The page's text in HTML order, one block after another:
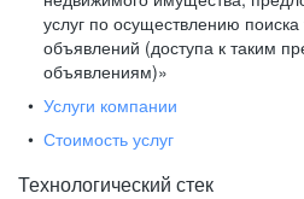
услуг по осуществлению
объявлений (доступа к таким
объявлениям)»
Услуги компании
Стоимость услуг
Технологический стек